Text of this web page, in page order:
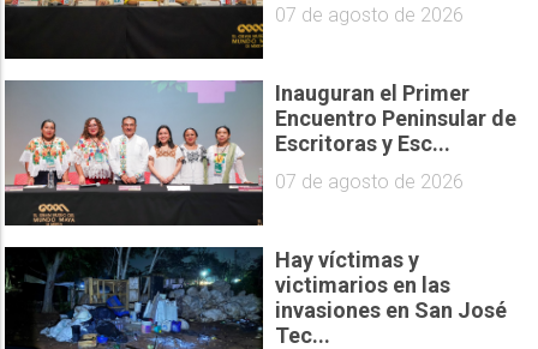
07 de agosto de 2026
Inauguran el Primer
Encuentro Peninsular de
Escritoras y Esc...
07 de agosto de 2026
Hay víctimas y
victimarios en las
invasiones en San José
Tec...